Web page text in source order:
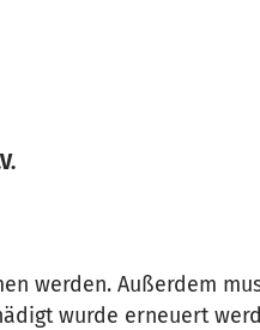
werden. Außerdem
wurde erneuert